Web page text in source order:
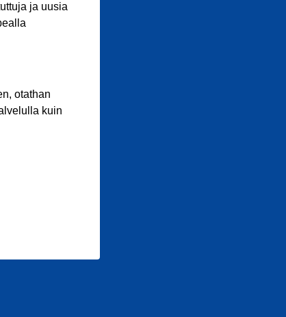
ja uusia
otathan
kuin